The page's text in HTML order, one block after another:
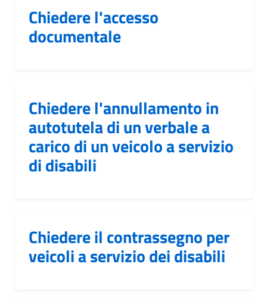
Chiedere l'accesso
documentale
Chiedere l'annullamento in
autotutela di un verbale a
carico di un veicolo a servizio
di disabili
Chiedere il contrassegno per
veicoli a servizio dei disabili